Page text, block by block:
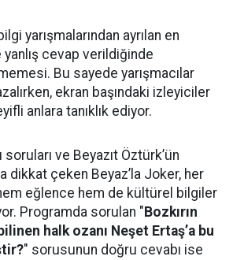
yarışmalarından ayrılan en
cevap verildiğinde
Bu sayede yarışmacılar
ekran başındaki izleyiciler
anlara tanıklık ediyor.
ve Beyazıt Öztürk’ün
dikkat çeken Beyaz’la Joker, her
eğlence hem de kültürel bilgiler
Programda sorulan "Bozkırın
halk ozanı Neşet Ertaş’a bu
" sorusunun doğru cevabı ise